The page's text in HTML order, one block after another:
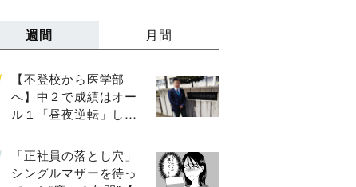
週間 月間
【不登校から医学部
へ】中２で成績はオー
ル１「昼夜逆転」した
わが子を”夜遊び”に連れ
出した母の気づき
「正社員の落とし穴」
シングルマザーを待っ